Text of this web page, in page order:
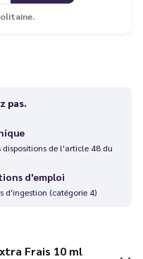
pas.
dispositions de l'article 48 du
d'emploi
d'ingestion (catégorie 4)